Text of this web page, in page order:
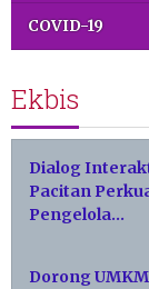
COVID-19
Ekbis
Dialog
Pacitan
Pengelola…
Dorong